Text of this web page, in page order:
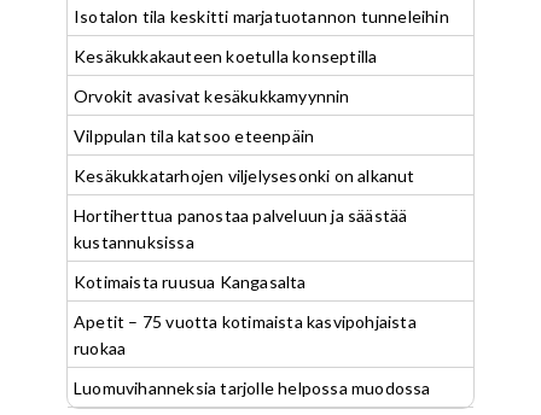
Isotalon tila keskitti marjatuotannon tunneleihin
Kesäkukkakauteen koetulla konseptilla
Orvokit avasivat kesäkukkamyynnin
Vilppulan tila katsoo eteenpäin
Kesäkukkatarhojen viljelysesonki on alkanut
Hortiherttua panostaa palveluun ja säästää
kustannuksissa
Kotimaista ruusua Kangasalta
Apetit – 75 vuotta kotimaista kasvipohjaista
ruokaa
Luomuvihanneksia tarjolle helpossa muodossa